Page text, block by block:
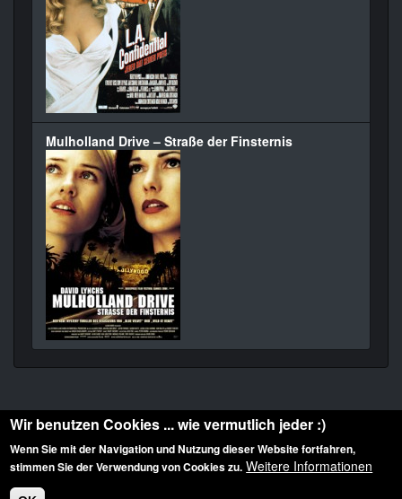
Mulholland Drive – Straße der Finsternis
Diese Website ist urheberrechtlich geschützt: © 2010-2026 der Film Noir de. Alle
Rechte vorbehalten.
Wir benutzen Cookies ... wie vermutlich jeder :)
Wenn Sie mit der Navigation und Nutzung dieser Website fortfahren,
stimmen Sie der Verwendung von Cookies zu. Weitere Informationen